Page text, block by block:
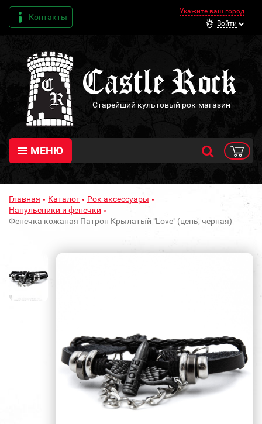
Контакты
Укажите ваш город
Войти
Старейший культовый рок-магазин
МЕНЮ
Главная Каталог
Рок аксессуары
Напульсники и фенечки
Фенечка кожаная Патрон Крылатый "Love" (цепь, черная)